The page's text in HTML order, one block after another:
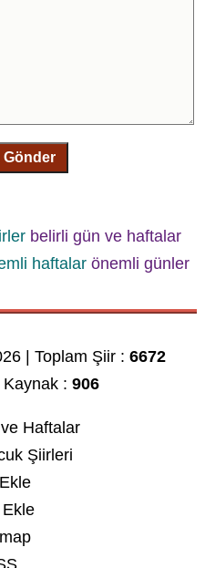
Gönder
belirli gün ve haftalar
haftalar önemli günler
| Toplam Şiir :6672
Kaynak :906
Haftalar
Şiirleri
Ekle